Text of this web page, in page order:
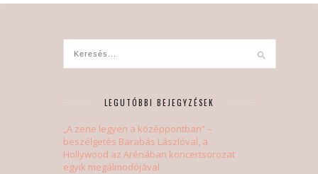
LEGUTÓBBI BEJEGYZÉSEK
„A zene legyen a középpontban” –
beszélgetés Barabás Lászlóval, a
Hollywood az Arénában koncertsorozat
egyik megálmodójával